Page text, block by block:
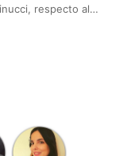
respecto al…